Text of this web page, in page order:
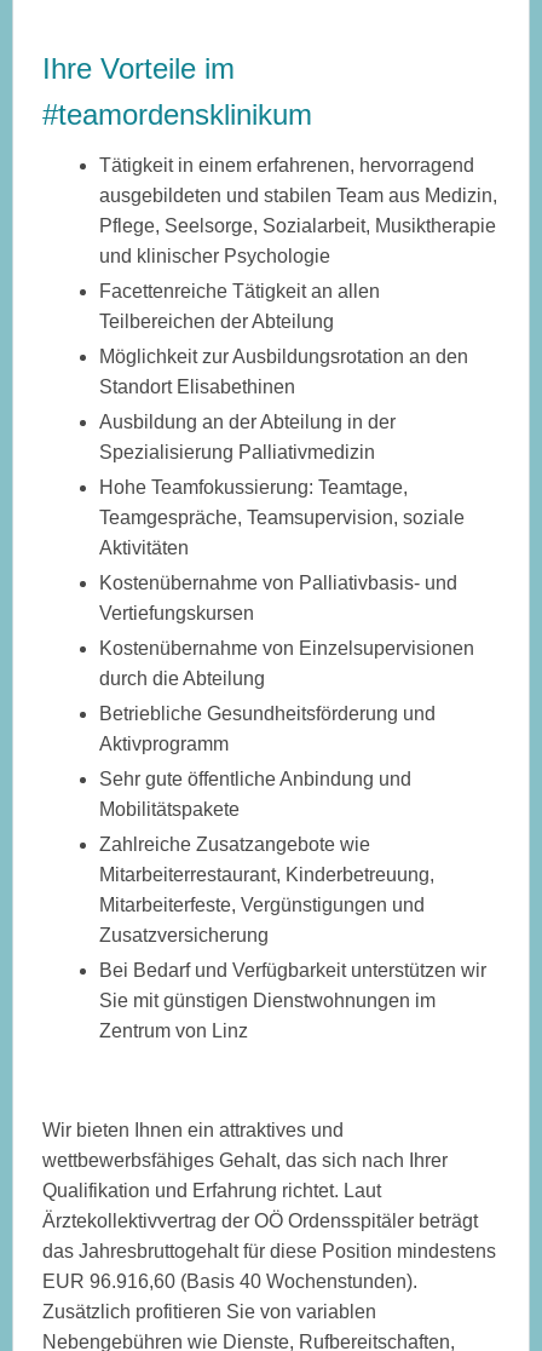
Ihre Vorteile im
#teamordensklinikum
Tätigkeit in einem erfahrenen, hervorragend
ausgebildeten und stabilen Team aus Medizin,
Pflege, Seelsorge, Sozialarbeit, Musiktherapie
und klinischer Psychologie
Facettenreiche Tätigkeit an allen
Teilbereichen der Abteilung
Möglichkeit zur Ausbildungsrotation an den
Standort Elisabethinen
Ausbildung an der Abteilung in der
Spezialisierung Palliativmedizin
Hohe Teamfokussierung: Teamtage,
Teamgespräche, Teamsupervision, soziale
Aktivitäten
Kostenübernahme von Palliativbasis- und
Vertiefungskursen
Kostenübernahme von Einzelsupervisionen
durch die Abteilung
Betriebliche Gesundheitsförderung und
Aktivprogramm
Sehr gute öffentliche Anbindung und
Mobilitätspakete
Zahlreiche Zusatzangebote wie
Mitarbeiterrestaurant, Kinderbetreuung,
Mitarbeiterfeste, Vergünstigungen und
Zusatzversicherung
Bei Bedarf und Verfügbarkeit unterstützen wir
Sie mit günstigen Dienstwohnungen im
Zentrum von Linz
Wir bieten Ihnen ein attraktives und
wettbewerbsfähiges Gehalt, das sich nach Ihrer
Qualifikation und Erfahrung richtet. Laut
Ärztekollektivvertrag der OÖ Ordensspitäler beträgt
das Jahresbruttogehalt für diese Position mindestens
EUR 96.916,60 (Basis 40 Wochenstunden).
Zusätzlich profitieren Sie von variablen
Nebengebühren wie Dienste, Rufbereitschaften,